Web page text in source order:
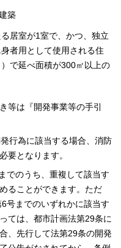
築
居室が1室で、かつ、独立
者用として使用される住
で延べ面積が300㎡以上の
等は『開発事業等の手引
行為に該当する場合、消防
要となります。
でのうち、重複して該当す
ることができます。ただ
号までのいずれかに該当す
ては、都市計画法第29条に
、先行して法第29条の開発